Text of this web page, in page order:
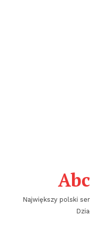
Największy polski